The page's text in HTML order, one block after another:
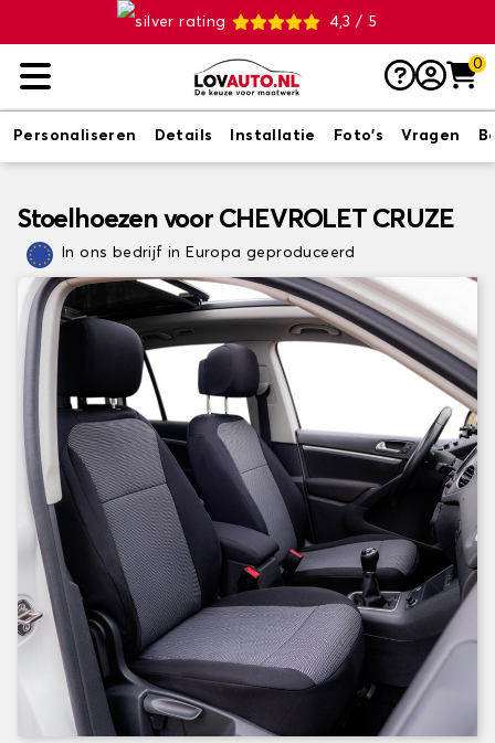
4,3 / 5
0
Personaliseren Details Installatie Foto's Vragen
Stoelhoezen voor CHEVROLET CRUZE
In ons bedrijf in Europa geproduceerd